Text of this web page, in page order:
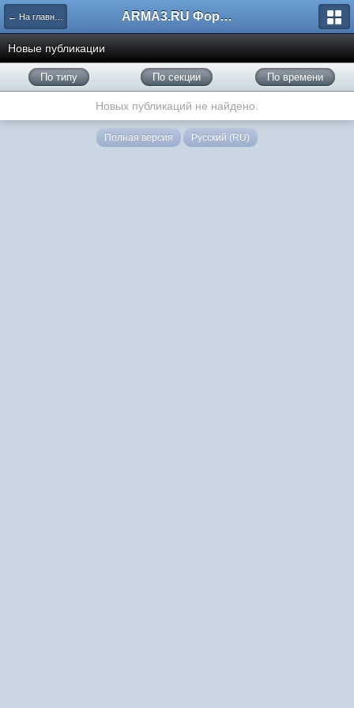
← На главную ARMA3.RU Форум
Новые публикации
По типу По секции По времени
Новых публикаций не найдено.
Полная версия Русский (RU)